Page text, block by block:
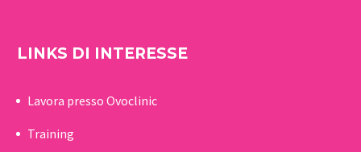
LINKS DI INTERESSE
Lavora presso Ovoclinic
Training